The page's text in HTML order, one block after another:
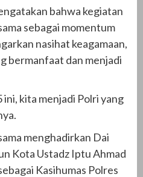
bahwa kegiatan
sebagai momentum
nasihat keagamaan,
bermanfaat dan menjadi
kita menjadi Polri yang
menghadirkan Dai
Kota Ustadz Iptu Ahmad
Kasihumas Polres